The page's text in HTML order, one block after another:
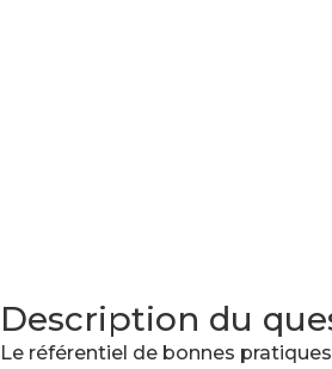
Description du
Le référentiel de bonnes